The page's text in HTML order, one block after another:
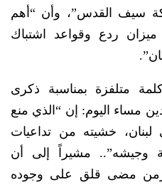
سيف القدس”، وأن “أهم
ميزان ردع وقواعد اشتباك
متلفزة بمناسبة ذكرى
مساء اليوم: إن “الذي منع
خشيته من تداعيات
وجيشه”.. مشيراً إلى أن
زمن مضى قلق على وجوده